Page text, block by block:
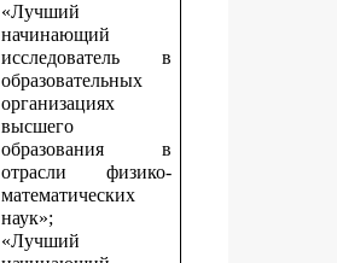
«Лучший
начинающий
исследователь в
образовательных
организациях
высшего
образования в
отрасли физико-
математических
наук»;
«Лучший